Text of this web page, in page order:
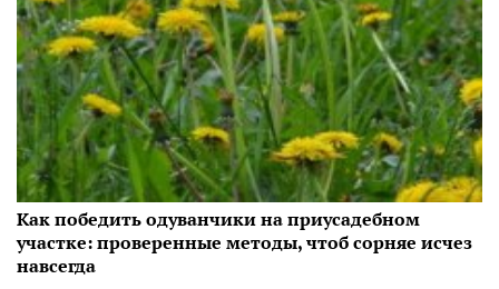
Как победить одуванчики на приусадебном
участке: проверенные методы, чтоб сорняе исчез
навсегда